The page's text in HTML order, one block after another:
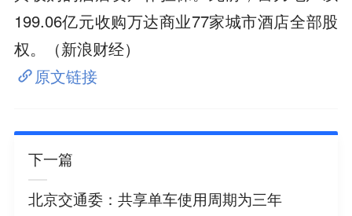
199.06亿元收购万达商业77家城市酒店全部股
权。（新浪财经）
原文链接
下一篇
北京交通委：共享单车使用周期为三年